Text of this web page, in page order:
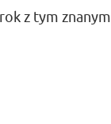
z tym znanym